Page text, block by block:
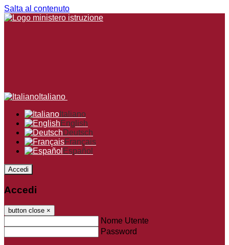
Salta al contenuto
Italiano
Italiano
English
Deutsch
Français
Español
Accedi
Accedi
button close ×
Nome Utente
Password